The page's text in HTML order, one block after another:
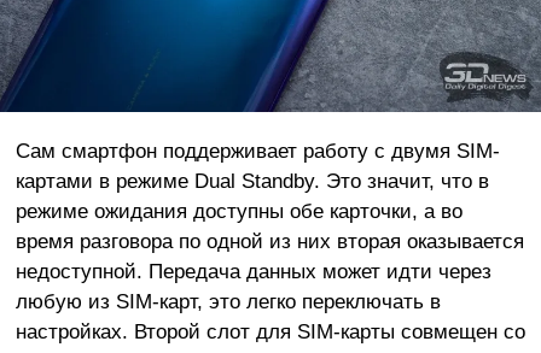
Сам смартфон поддерживает работу с двумя SIM-
картами в режиме Dual Standby. Это значит, что в
режиме ожидания доступны обе карточки, а во
время разговора по одной из них вторая оказывается
недоступной. Передача данных может идти через
любую из SIM-карт, это легко переключать в
настройках. Второй слот для SIM-карты совмещен со